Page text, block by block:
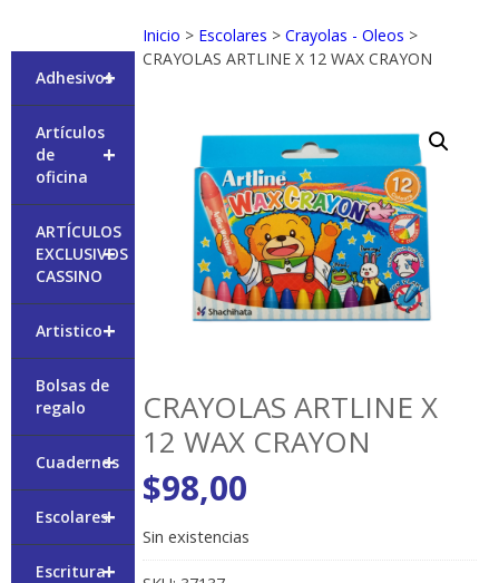
Inicio > Escolares >Crayolas - Oleos >
CRAYOLAS ARTLINE X 12 WAX CRAYON
CRAYOLAS ARTLINE X
12 WAX CRAYON
$98,00
Sin existencias
+
Adhesivos
+
Artículos
de
oficina
+
ARTÍCULOS
EXCLUSIVOS
CASSINO
+
Artistico
Bolsas de
regalo
+
Cuadernos
+
Escolares
+
Escritura